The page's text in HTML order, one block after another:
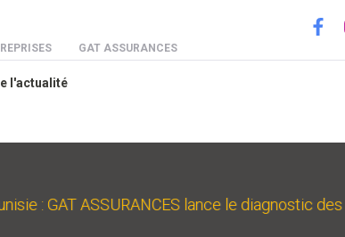
GAT ASSURANCES
l'actualité
: GAT ASSURANCES lance le diagnostic